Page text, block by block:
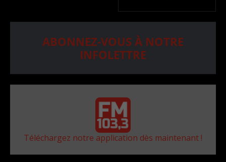
ABONNEZ-VOUS À NOTRE
INFOLETTRE
Téléchargez notre application dès maintenant !